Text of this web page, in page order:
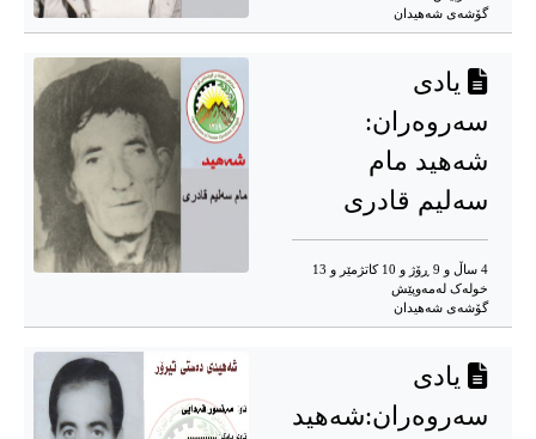
گۆشه‌ی شه‌هیدان
یادی
سەروەران:
شه‌هید مام
سەلیم قادری
4 ساڵ و 9 ڕۆژ و 10 کاتژمێر و 13
خوله‌ک له‌مه‌وپێش‌
گۆشه‌ی شه‌هیدان
یادی
سەروەران:شەهید